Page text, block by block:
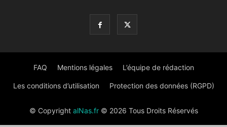
FAQ Mentions légales L’équipe de rédaction
Les conditions d’utilisation Protection des données (RGPD)
© Copyright alNas.fr© 2026 Tous Droits Réservés